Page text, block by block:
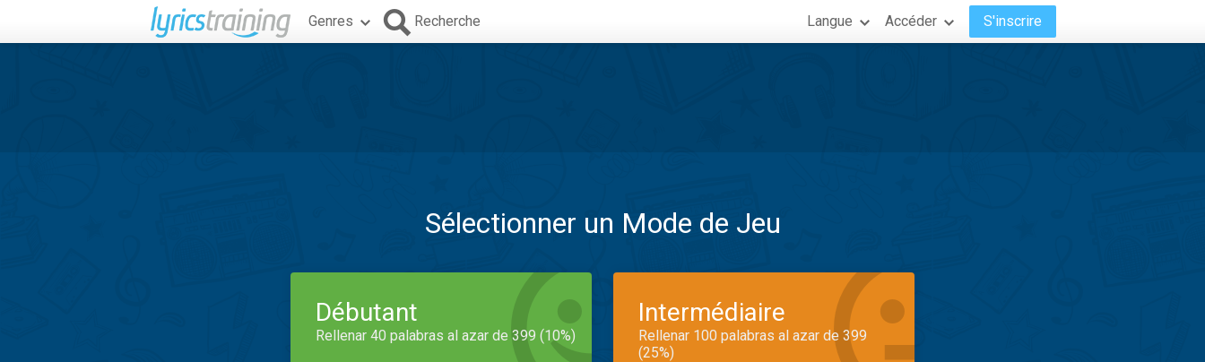
Genres Recherche Langue Accéder S'inscrire
Sélectionner un Mode de Jeu
Débutant
Rellenar 40 palabras al azar de 399 (10%)
Intermédiaire
Rellenar 100 palabras al azar de 399
(25%)